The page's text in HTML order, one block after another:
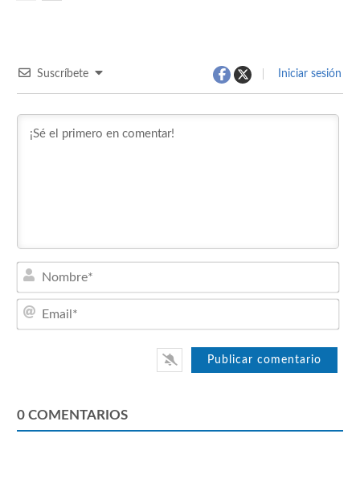
Suscríbete Iniciar sesión
0 COMENTARIOS